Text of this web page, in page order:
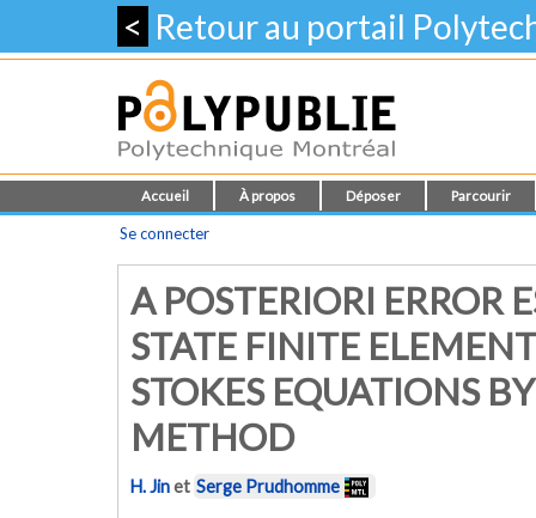
< Retour au portail
Accueil À propos Déposer Parcourir
Se connecter
A POSTERIORI ERROR
STATE FINITE
STOKES EQUATIONS
METHOD
H. Jinet Serge Prudhomme